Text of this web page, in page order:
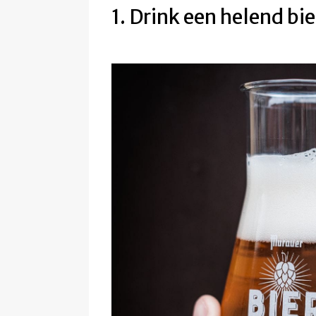
1. Drink een helend